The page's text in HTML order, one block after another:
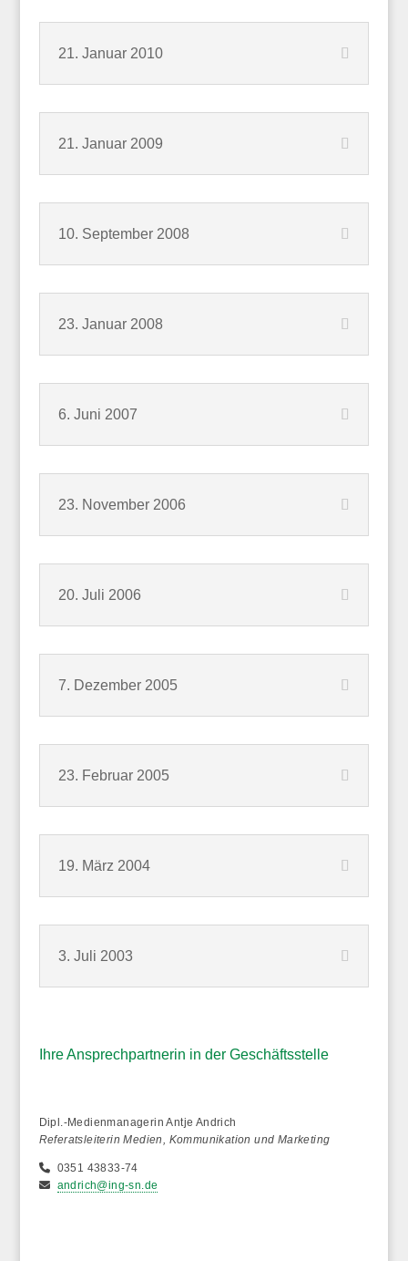
21. Januar 2010
21. Januar 2009
10. September 2008
23. Januar 2008
6. Juni 2007
23. November 2006
20. Juli 2006
7. Dezember 2005
23. Februar 2005
19. März 2004
3. Juli 2003
Ihre Ansprechpartnerin in der Geschäftsstelle
Dipl.-Medienmanagerin Antje Andrich
Referatsleiterin Medien, Kommunikation und Marketing
0351 43833-74
andrich@ing-sn.de